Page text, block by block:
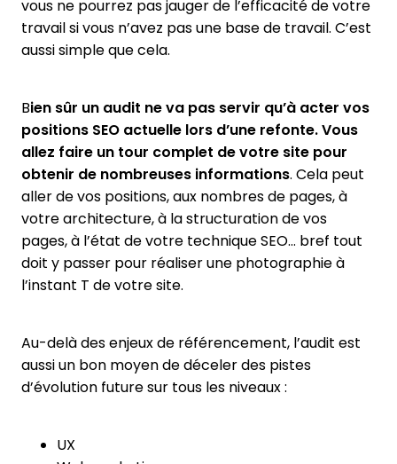
vous ne pourrez pas jauger de l’efficacité de votre
travail si vous n’avez pas une base de travail. C’est
aussi simple que cela.
Bien sûr un audit ne va pas servir qu’à acter vos
positions SEO actuelle lors d’une refonte. Vous
allez faire un tour complet de votre site pour
obtenir de nombreuses informations. Cela peut
aller de vos positions, aux nombres de pages, à
votre architecture, à la structuration de vos
pages, à l’état de votre technique SEO… bref tout
doit y passer pour réaliser une photographie à
l’instant T de votre site.
Au-delà des enjeux de référencement, l’audit est
aussi un bon moyen de déceler des pistes
d’évolution future sur tous les niveaux :
UX